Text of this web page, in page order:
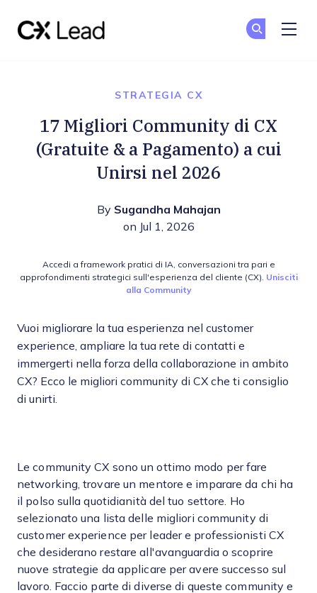
STRATEGIA CX
17 Migliori Community di CX
(Gratuite & a Pagamento) a cui
Unirsi nel 2026
By Sugandha Mahajan
on Jul 1, 2026
Accedi a framework pratici di IA, conversazioni tra pari e
approfondimenti strategici sull'esperienza del cliente (CX). Unisciti
alla Community
Vuoi migliorare la tua esperienza nel customer
experience, ampliare la tua rete di contatti e
immergerti nella forza della collaborazione in ambito
CX? Ecco le migliori community di CX che ti consiglio
di unirti.
Le community CX sono un ottimo modo per fare
networking, trovare un mentore e imparare da chi ha
il polso sulla quotidianità del tuo settore. Ho
selezionato una lista delle migliori community di
customer experience per leader e professionisti CX
che desiderano restare all'avanguardia o scoprire
nuove strategie da applicare per avere successo sul
lavoro. Faccio parte di diverse di queste community e